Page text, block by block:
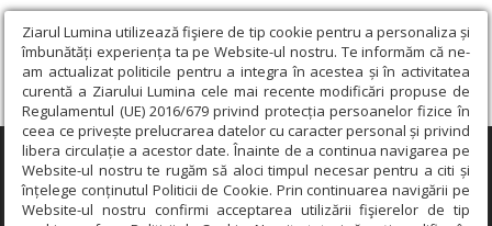
Ziarul Lumina utilizează fişiere de tip cookie pentru a personaliza și
îmbunătăți experiența ta pe Website-ul nostru. Te informăm că ne-
am actualizat politicile pentru a integra în acestea și în activitatea
curentă a Ziarului Lumina cele mai recente modificări propuse de
Regulamentul (UE) 2016/679 privind protecția persoanelor fizice în
ceea ce privește prelucrarea datelor cu caracter personal și privind
libera circulație a acestor date. Înainte de a continua navigarea pe
Website-ul nostru te rugăm să aloci timpul necesar pentru a citi și
înțelege conținutul Politicii de Cookie. Prin continuarea navigării pe
Website-ul nostru confirmi acceptarea utilizării fişierelor de tip
×